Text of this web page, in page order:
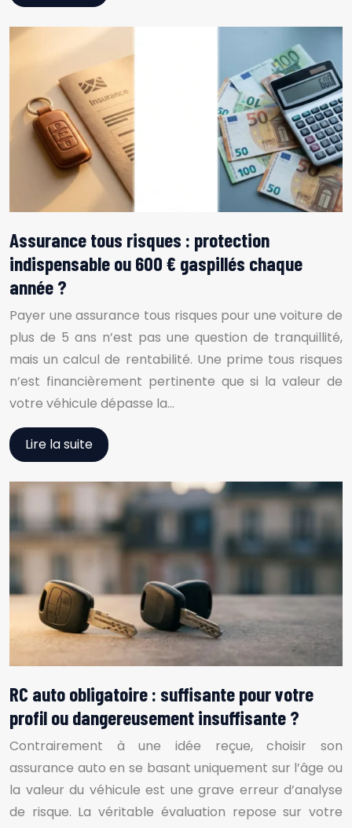
Assurance tous risques : protection
indispensable ou 600 € gaspillés chaque
année ?
Payer une assurance tous risques pour une voiture de
plus de 5 ans n’est pas une question de tranquillité,
mais un calcul de rentabilité. Une prime tous risques
n’est financièrement pertinente que si la valeur de
votre véhicule dépasse la…
Lire la suite
RC auto obligatoire : suffisante pour votre
profil ou dangereusement insuffisante ?
Contrairement à une idée reçue, choisir son
assurance auto en se basant uniquement sur l’âge ou
la valeur du véhicule est une grave erreur d’analyse
de risque. La véritable évaluation repose sur votre